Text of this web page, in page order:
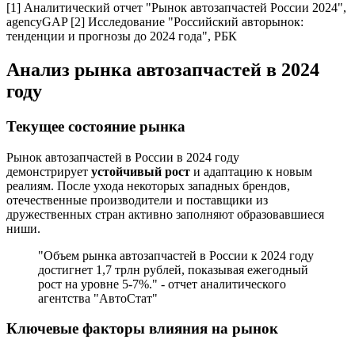
[1] Аналитический отчет "Рынок автозапчастей России 2024",
agencyGAP [2] Исследование "Российский авторынок:
тенденции и прогнозы до 2024 года", РБК
Анализ рынка автозапчастей в 2024
году
Текущее состояние рынка
Рынок автозапчастей в России в 2024 году
демонстрирует устойчивый рост и адаптацию к новым
реалиям. После ухода некоторых западных брендов,
отечественные производители и поставщики из
дружественных стран активно заполняют образовавшиеся
ниши.
"Объем рынка автозапчастей в России к 2024 году
достигнет 1,7 трлн рублей, показывая ежегодный
рост на уровне 5-7%." - отчет аналитического
агентства "АвтоСтат"
Ключевые факторы влияния на рынок